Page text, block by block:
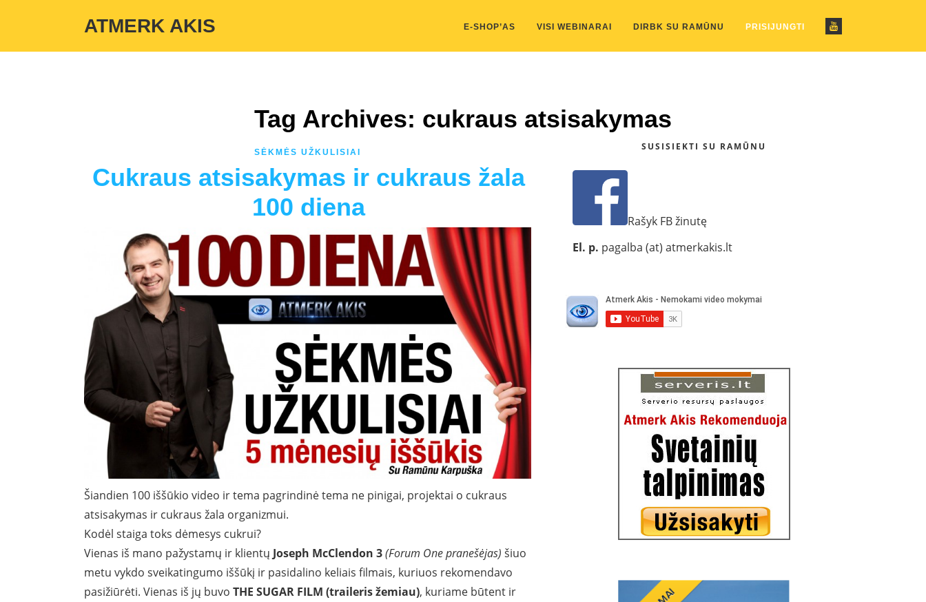
ATMERK AKIS E-SHOP’AS VISI WEBINARAI DIRBK SU RAMŪNU PRISIJUNGTI
Tag Archives: cukraus atsisakymas
SĖKMĖS UŽKULISIAI
Cukraus atsisakymas ir cukraus žala
100 diena
Šiandien 100 iššūkio video ir tema pagrindinė tema ne pinigai, projektai o cukraus
atsisakymas ir cukraus žala organizmui.
Kodėl staiga toks dėmesys cukrui?
Vienas iš mano pažystamų ir klientų Joseph McClendon 3(Forum One pranešėjas) šiuo
metu vykdo sveikatingumo iššūkį ir pasidalino keliais filmais, kuriuos rekomendavo
pasižiūrėti. Vienas iš jų buvo THE SUGAR FILM (traileris žemiau), kuriame būtent ir
SUSISIEKTI SU RAMŪNU
Rašyk FB žinutę
El. p. pagalba (at) atmerkakis.lt